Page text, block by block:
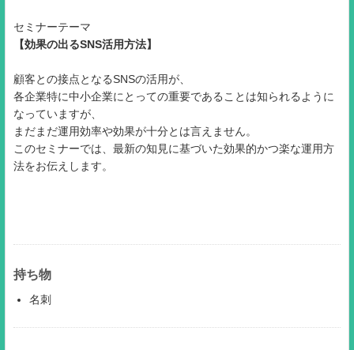
セミナーテーマ
【効果の出るSNS活用方法】
顧客との接点となるSNSの活用が、
各企業特に中小企業にとっての重要であることは知られるように
なっていますが、
まだまだ運用効率や効果が十分とは言えません。
このセミナーでは、最新の知見に基づいた効果的かつ楽な運用方
法をお伝えします。
持ち物
名刺